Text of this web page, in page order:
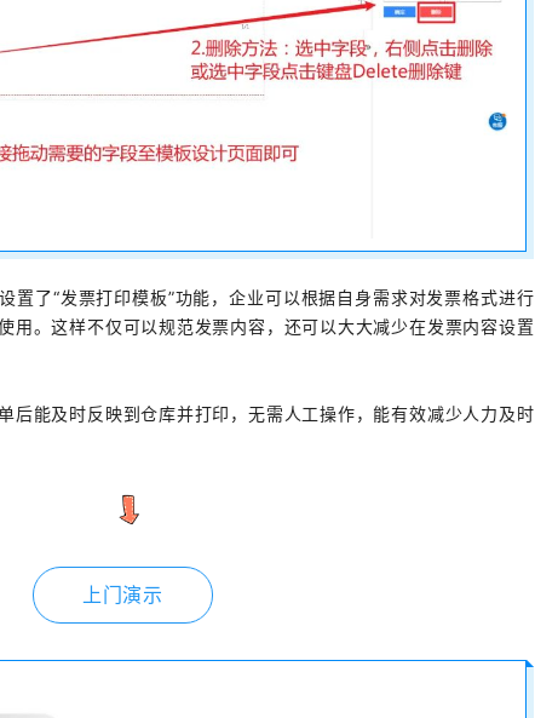
置了“发票打印模板”功能，企业可以根据自身需求对发票格式进行
用。这样不仅可以规范发票内容，还可以大大减少在发票内容设置
后能及时反映到仓库并打印，无需人工操作，能有效减少人力及时
上门演示